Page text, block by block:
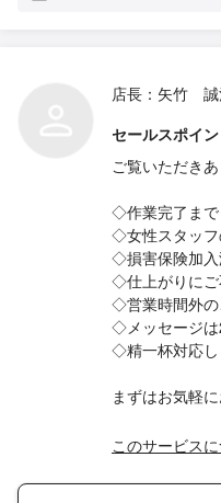
店長：矢竹
セールスポイン
ご覧いただき
◇作業完了まで
◇女性スタッフ
◇損害保険加入
◇仕上がりにご
◇営業時間外の
◇メッセージは
◇精一杯対応し
まずはお気軽
このサービス